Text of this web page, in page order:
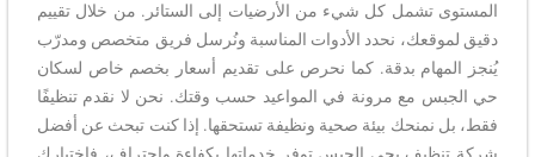
المستوى تشمل كل شيء من الأرضيات إلى الستائر. من خلال تقييم
دقيق لموقعك، نحدد الأدوات المناسبة ونُرسل فريق متخصص ومدرّب
يُنجز المهام بدقة. كما نحرص على تقديم أسعار بخصم خاص لسكان
حي الجبس مع مرونة في المواعيد حسب وقتك. نحن لا نقدم تنظيفًا
فقط، بل نمنحك بيئة صحية ونظيفة تستحقها. إذا كنت تبحث عن أفضل